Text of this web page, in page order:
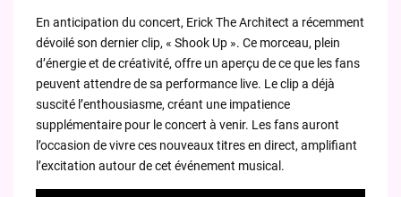
En anticipation du concert, Erick The Architect a récemment
dévoilé son dernier clip, « Shook Up ». Ce morceau, plein
d’énergie et de créativité, offre un aperçu de ce que les fans
peuvent attendre de sa performance live. Le clip a déjà
suscité l’enthousiasme, créant une impatience
supplémentaire pour le concert à venir. Les fans auront
l’occasion de vivre ces nouveaux titres en direct, amplifiant
l’excitation autour de cet événement musical.